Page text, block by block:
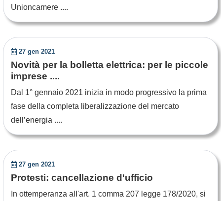
Unioncamere ....
27 gen 2021
Novità per la bolletta elettrica: per le piccole
imprese ....
Dal 1° gennaio 2021 inizia in modo progressivo la prima
fase della completa liberalizzazione del mercato
dell’energia ....
27 gen 2021
Protesti: cancellazione d'ufficio
In ottemperanza alI'art. 1 comma 207 legge 178/2020, si